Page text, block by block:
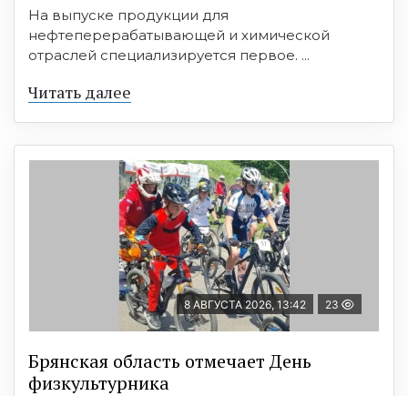
На выпуске продукции для
нефтеперерабатывающей и химической
отраслей специализируется первое. ...
Читать далее
8 АВГУСТА 2026, 13:42 23
Брянская область отмечает День
физкультурника